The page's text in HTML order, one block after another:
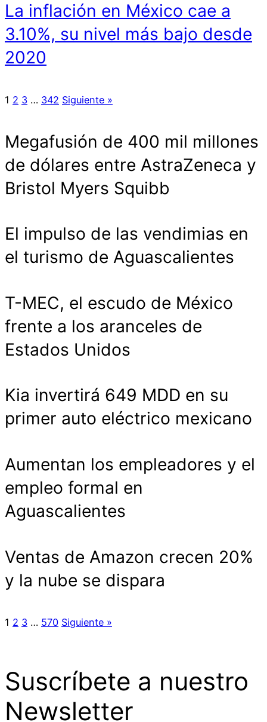
La inflación en México cae a
3.10%, su nivel más bajo desde
2020
1 2 3 … 342 Siguiente »
Megafusión de 400 mil millones
de dólares entre AstraZeneca y
Bristol Myers Squibb
El impulso de las vendimias en
el turismo de Aguascalientes
T-MEC, el escudo de México
frente a los aranceles de
Estados Unidos
Kia invertirá 649 MDD en su
primer auto eléctrico mexicano
Aumentan los empleadores y el
empleo formal en
Aguascalientes
Ventas de Amazon crecen 20%
y la nube se dispara
1 2 3 … 570 Siguiente »
Suscríbete a nuestro
Newsletter